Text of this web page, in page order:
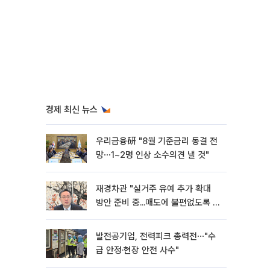
경제 최신 뉴스
우리금융硏 "8월 기준금리 동결 전
망⋯1~2명 인상 소수의견 낼 것"
재경차관 "실거주 유예 추가 확대
방안 준비 중...매도에 불편없도록 노
발전공기업, 전력피크 총력전⋯"수
급 안정·현장 안전 사수"